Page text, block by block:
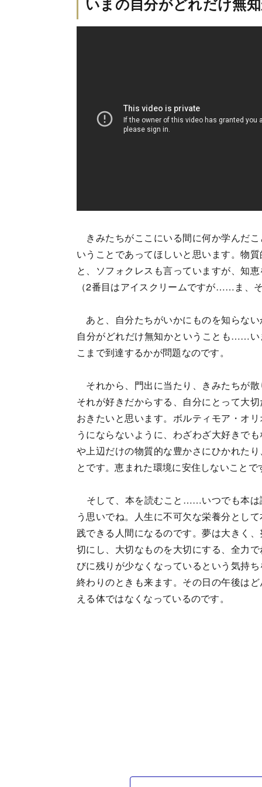
きみたちがここにいる間に何か学んだ
いうことであってほしいと思います。物
と、ソフォクレスも言っていますが、知
（2番目はアイスクリームですが……ま、
あと、自分たちがいかにものを知らな
自分がどれだけ無知かということも……
こまで到達するかが問題なのです。
それから、門出に当たり、きみたちが散
それが好きだからする、自分にとって大
おきたいと思います。ボルティモア・オ
うにならないように、わざわざ大好きで
や上辺だけの物質的な豊かさにひかれた
とです。恵まれた環境に安住しないことで
そして、本を読むこと……いつでも本
う思いでね。人生に不可欠な栄養分とし
践できる人間になるのです。夢は大きく
切にし、大切なものを大切にする、全力
びに残りが少なくなっているという気持
終わりのときも来ます。その日の午後は
える体ではなくなっているのです。